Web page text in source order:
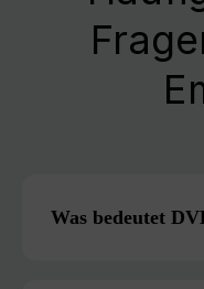
Was bedeutet